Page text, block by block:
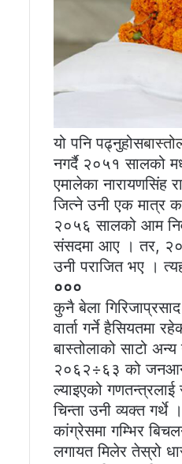
यो पनि पढ्नुहोस
नगर्दै २०५१ सालको
एमालेका नारायणसिंह
जित्ने उनी एक मात्र
२०५६ सालको आम
संसदमा आए । तर,
उनी पराजित भए ।
०००
कुनै बेला
वार्ता गर्ने हैसियतमा
बास्तोलाको साटो
२०६२÷६३ को
ल्याइएको
चिन्ता उनी व्यक्त
कांग्रेसमा गम्भिर
लगायत मिलेर तेस्रो